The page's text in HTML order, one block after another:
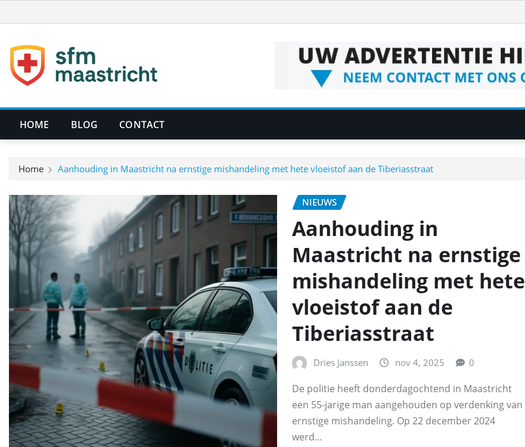
naar
inhoud
HOME BLOG CONTACT
Home Aanhouding in Maastricht na ernstige mishandeling met hete vloeistof aan de Tiberiasstraat
NIEUWS
Aanhouding in
Maastricht na ernstige
mishandeling met hete
vloeistof aan de
Tiberiasstraat
Dries Janssen nov 4, 2025 0
De politie heeft donderdagochtend in Maastricht
een 55-jarige man aangehouden op verdenking van
ernstige mishandeling. Op 22 december 2024
werd…